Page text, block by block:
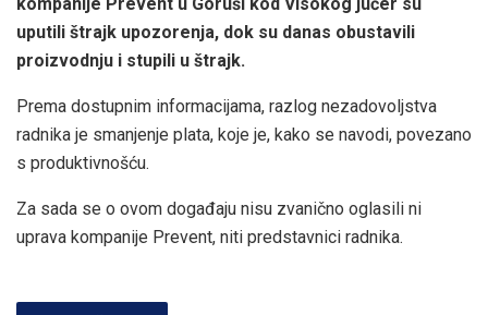
uputili štrajk upozorenja, dok su danas obustavili
proizvodnju i stupili u štrajk.
Prema dostupnim informacijama, razlog nezadovoljstva
radnika je smanjenje plata, koje je, kako se navodi, povezano
s produktivnošću.
Za sada se o ovom događaju nisu zvanično oglasili ni
uprava kompanije Prevent, niti predstavnici radnika.